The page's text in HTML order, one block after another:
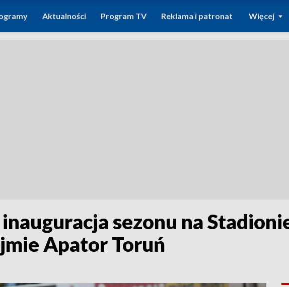
Aktualności Program TV Reklama i patronat Więcej
sezonu na
Apator Toruń